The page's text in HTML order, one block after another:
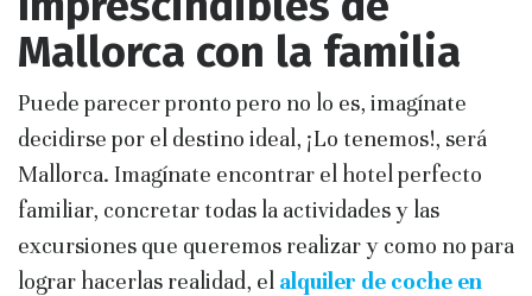
Mallorca con la familia
Puede parecer pronto pero no lo es, imagínate
decidirse por el destino ideal, ¡Lo tenemos!, será
Mallorca. Imagínate encontrar el hotel perfecto
familiar, concretar todas la actividades y las
excursiones que queremos realizar y como no para
lograr hacerlas realidad, el alquiler de coche en